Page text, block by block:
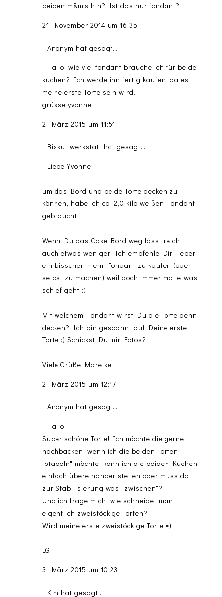
beiden m&m's hin? Ist das nur fondant?
21. November 2014 um 16:35
Anonym hat gesagt…
Hallo, wie viel fondant brauche ich für beide
kuchen? Ich werde ihn fertig kaufen, da es
meine erste Torte sein wird.
grüsse yvonne
2. März 2015 um 11:51
Biskuitwerkstatt hat gesagt…
Liebe Yvonne,
um das Bord und beide Torte decken zu
können, habe ich ca. 2,0 kilo weißen Fondant
gebraucht.
Wenn Du das Cake Bord weg lässt reicht
auch etwas weniger. Ich empfehle Dir, lieber
ein bisschen mehr Fondant zu kaufen (oder
selbst zu machen) weil doch immer mal etwas
schief geht :)
Mit welchem Fondant wirst Du die Torte denn
decken? Ich bin gespannt auf Deine erste
Torte :) Schickst Du mir Fotos?
Viele Grüße Mareike
2. März 2015 um 12:17
Anonym hat gesagt…
Hallo!
Super schöne Torte! Ich möchte die gerne
nachbacken, wenn ich die beiden Torten
"stapeln" möchte, kann ich die beiden Kuchen
einfach übereinander stellen oder muss da
zur Stabilisierung was "zwischen"?
Und ich frage mich, wie schneidet man
eigentlich zweistöckige Torten?
Wird meine erste zweistöckige Torte =)
LG
3. März 2015 um 10:23
Kim hat gesagt…